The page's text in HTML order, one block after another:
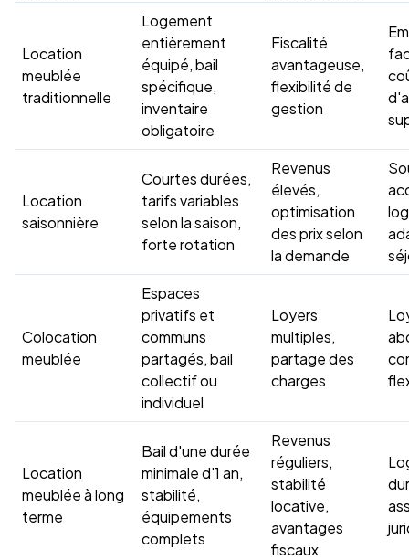
Location
meublée
traditionnelle
Logement
entièrement
équipé, bail
spécifique,
inventaire
obligatoire
Fiscalité
avantageuse,
flexibilité de
gestion
Location
saisonnière
Courtes durées,
tarifs variables
selon la saison,
forte rotation
Revenus
élevés,
optimisation
des prix selon
la demande
Colocation
meublée
Espaces
privatifs et
communs
partagés, bail
collectif ou
individuel
Loyers
multiples,
partage des
charges
Location
meublée à long
terme
Bail d'une durée
minimale d'1 an,
stabilité,
équipements
complets
Revenus
réguliers,
stabilité
locative,
avantages
fiscaux